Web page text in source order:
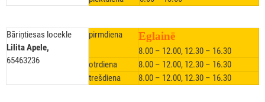
Bāriņtiesas locekle
Lilita Apele,
65463236
pirmdiena Eglainē
8.00 – 12.00, 12.30 – 16.30
otrdiena
8.00 – 12.00, 12.30 – 16.30
trešdiena
8.00 – 12.00, 12.30 – 16.30